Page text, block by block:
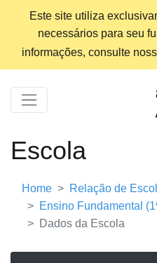
Este site utiliza
necessários para seu
informações, consulte
Escola
Home
Relação de
Ensino Fundamental
Dados da Escola